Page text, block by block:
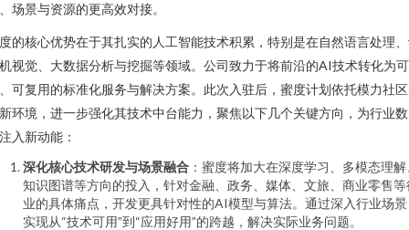
场景与资源的更高效对接。
的核心优势在于其扎实的人工智能技术积累，特别是在自然语言处理
视觉、大数据分析与挖掘等领域。公司致力于将前沿的AI技术转化为
可复用的标准化服务与解决方案。此次入驻后，蜜度计划依托模力社
环境，进一步强化其技术中台能力，聚焦以下几个关键方向，为行业
入新动能：
深化核心技术研发与场景融合 ：蜜度将加大在深度学习、多模态理
知识图谱等方向的投入，针对金融、政务、媒体、文旅、商业零售等
业的具体痛点，开发更具针对性的AI模型与算法。通过深入行业场
实现从“技术可用”到“应用好用”的跨越，解决实际业务问题。